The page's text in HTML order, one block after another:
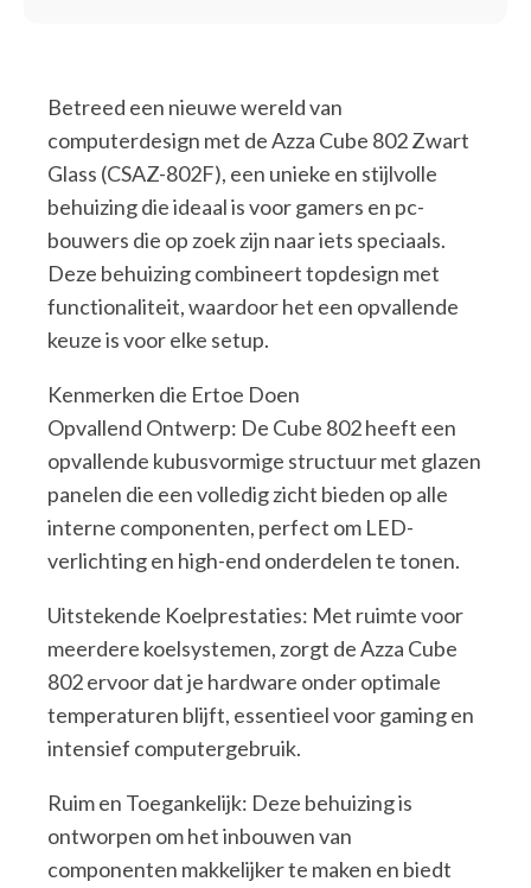
Betreed een nieuwe wereld van
computerdesign met de Azza Cube 802 Zwart
Glass (CSAZ-802F), een unieke en stijlvolle
behuizing die ideaal is voor gamers en pc-
bouwers die op zoek zijn naar iets speciaals.
Deze behuizing combineert topdesign met
functionaliteit, waardoor het een opvallende
keuze is voor elke setup.
Kenmerken die Ertoe Doen
Opvallend Ontwerp: De Cube 802 heeft een
opvallende kubusvormige structuur met glazen
panelen die een volledig zicht bieden op alle
interne componenten, perfect om LED-
verlichting en high-end onderdelen te tonen.
Uitstekende Koelprestaties: Met ruimte voor
meerdere koelsystemen, zorgt de Azza Cube
802 ervoor dat je hardware onder optimale
temperaturen blijft, essentieel voor gaming en
intensief computergebruik.
Ruim en Toegankelijk: Deze behuizing is
ontworpen om het inbouwen van
componenten makkelijker te maken en biedt